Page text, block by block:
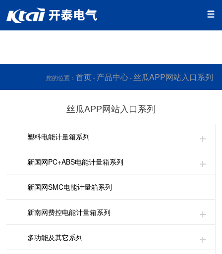
丝瓜视频在线播放,丝瓜IOS视频下载,丝瓜APP网站入口,黄色片
丝瓜视频
您的位置：首页- 产品中心- 丝瓜APP网站入口系列
丝瓜APP网站入口系列
塑料电能计量箱系列
新国网PC+ABS电能计量箱系列
新国网SMC电能计量箱系列
新南网费控电能计量箱系列
多功能及其它系列